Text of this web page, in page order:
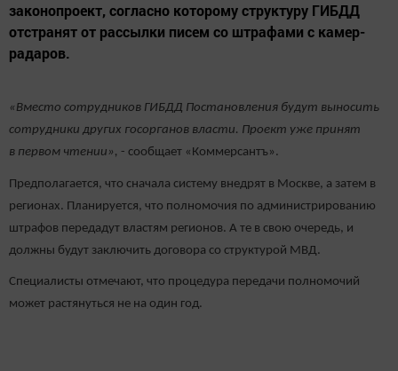
законопроект, согласно которому структуру ГИБДД
отстранят от рассылки писем со штрафами с камер-
радаров.
«Вместо сотрудников ГИБДД Постановления будут выносить
сотрудники других госорганов власти. Проект уже принят
в первом чтении», - сообщает «Коммерсантъ».
Предполагается, что сначала систему внедрят в Москве, а затем в
регионах. Планируется, что полномочия по администрированию
штрафов передадут властям регионов. А те в свою очередь, и
должны будут заключить договора со структурой МВД.
Специалисты отмечают, что процедура передачи полномочий
может растянуться не на один год.